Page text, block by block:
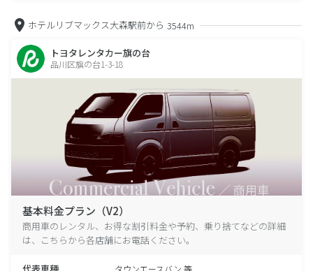
ホテルリブマックス大森駅前から 3544m
トヨタレンタカー旗の台
品川区旗の台1-3-18
基本料金プラン（V2）
商用車のレンタル、お得な割引料金や予約、乗り捨てなどの詳細
は、こちらから各店舗にお電話ください。
タウンエースバン 等